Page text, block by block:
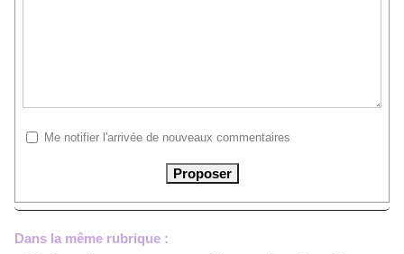
Me notifier l'arrivée de nouveaux commentaires
Dans la même rubrique :